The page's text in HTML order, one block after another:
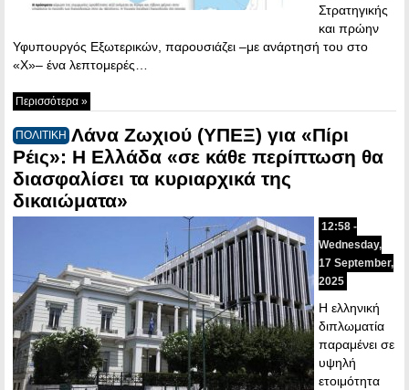
Στρατηγικής
και πρώην
Υφυπουργός Εξωτερικών, παρουσιάζει –με ανάρτησή του στο
«Χ»– ένα λεπτομερές…
Περισσότερα »
ΠΟΛΙΤΙΚΗ Λάνα Ζωχιού (ΥΠΕΞ) για «Πίρι
Ρέις»: Η Ελλάδα «σε κάθε περίπτωση θα
διασφαλίσει τα κυριαρχικά της
δικαιώματα»
12:58 -
Wednesday,
17 September,
2025
Η ελληνική
διπλωματία
παραμένει σε
υψηλή
ετοιμότητα